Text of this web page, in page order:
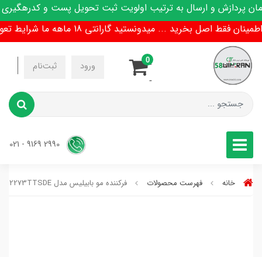
و ارسال به ترتیب اولویت ثبت تحویل پست و کدرهگیری
فقط اصل بخرید ... میدونستید گارانتی 18 ماهه ما شرایط تعویض هم داره !
ورود ثبت‌نام
-
-
0
خانه فهرست محصولات فرکننده مو بابیلیس مدل BAB2273TTSDE